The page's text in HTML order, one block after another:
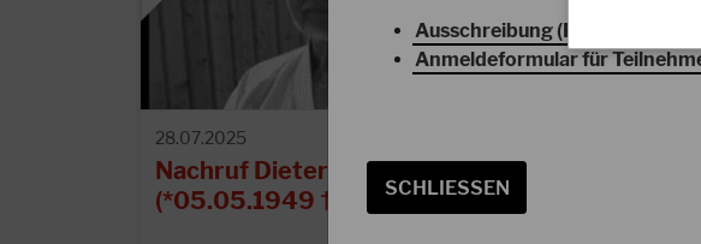
28.07.2025
Nachruf Dieter Burckhardt
(*05.05.1949 †25.07.2025)
Ausschreibung (PDF)
Anmeldeformular für
SCHLIESSEN